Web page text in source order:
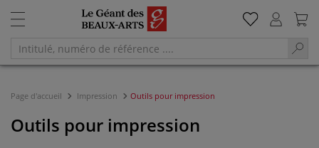
Page d'accueil Impression Outils pour impression
Outils pour impression